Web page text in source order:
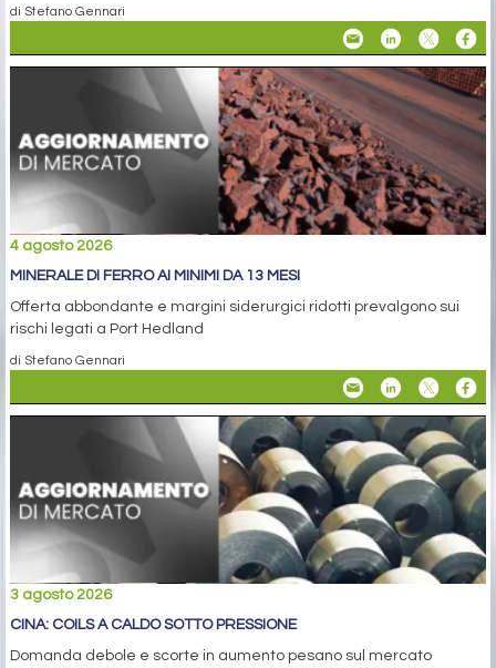
di Stefano Gennari
4 agosto 2026
MINERALE DI FERRO AI MINIMI DA 13 MESI
Offerta abbondante e margini siderurgici ridotti prevalgono sui
rischi legati a Port Hedland
di Stefano Gennari
3 agosto 2026
CINA: COILS A CALDO SOTTO PRESSIONE
Domanda debole e scorte in aumento pesano sul mercato